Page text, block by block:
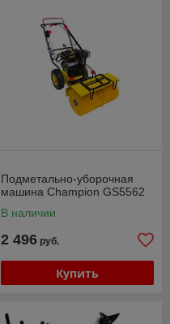
Подметально-уборочная
машина Champion GS5562
В наличии
2 496 руб.
Купить